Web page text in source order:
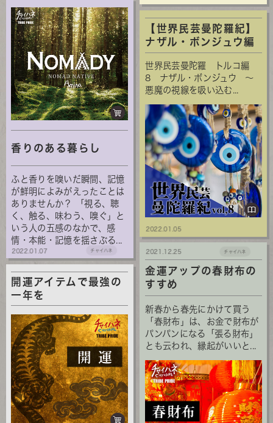
香りのある暮らし
ふと香りを嗅いだ瞬間、記憶
が鮮明によみがえったことは
ありませんか？ 「視る、聴
く、触る、味わう、嗅ぐ」と
いう人の五感のなかで、感
情・本能・記憶を揺さぶる...
2022.01.07 チャイハネ
【世界民芸曼陀羅紀】
ナザル・ボンジュウ編
世界民芸曼陀羅 トルコ編
8 ナザル・ボンジュウ ～
悪魔の視線を吸い込む...
2022.01.05
開運アイテムで最強の
一年を
金運アップの春財布の
すすめ
新春から春先にかけて買う
「春財布」は、お金で財布が
パンパンになる「張る財布」
とも云われ、縁起がいいと...
2021.12.25 チャイハネ